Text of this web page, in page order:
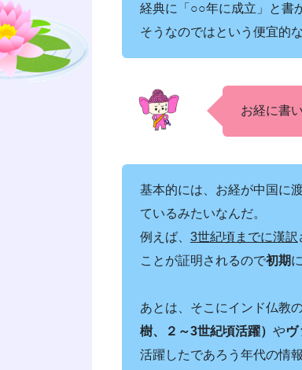
経典に「○○年に成立」と書
そうなのではという便宜的
お経に書
基本的には、お経が中国に
ているみたいなんだ。
例えば、 3世紀頃までに漢訳
ことが証明されるので初期
あとは、そこにインド仏教
樹、２～3世紀頃活躍） やヴ
活躍したであろう年代の情